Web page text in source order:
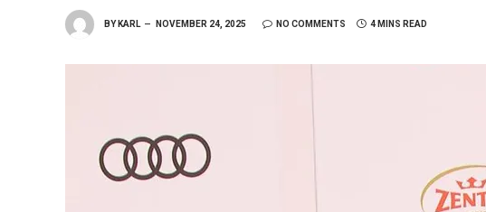
BY KARL NOVEMBER 24, 2025 NO COMMENTS 4 MINS READ